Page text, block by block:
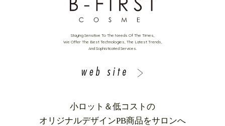
Staying Sensitive To The Needs Of The Times,
We Offer The Best Technologies, The Latest Trends,
And Sophisticated Services.
小ロット＆低コストの
オリジナルデザインPB商品をサロンへ